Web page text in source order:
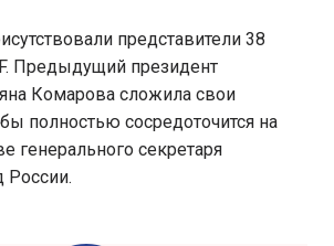
представители 38
Предыдущий президент
Комарова сложила свои
полностью сосредоточится на
генерального секретаря
России.